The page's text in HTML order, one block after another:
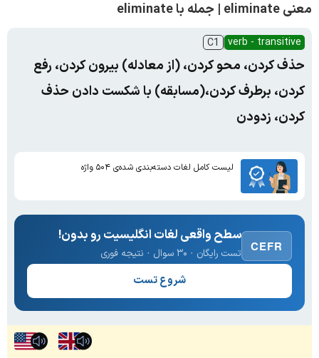
معنی eliminate | جمله با eliminate
verb - transitive
C1
حذف کردن، محو کردن، (از معادله) بیرون کردن، رفع
کردن، برطرف کردن،(مسابقه) با شکست دادن حذف
کردن، زدودن
لیست کامل لغات دسته‌بندی شده‌ی ۵۰۴ واژه
CEFR
سطح واقعی لغات انگلیسیت رو بدون!
تست رایگان · ۳۰ سوال · نتیجه فوری
شروع تست